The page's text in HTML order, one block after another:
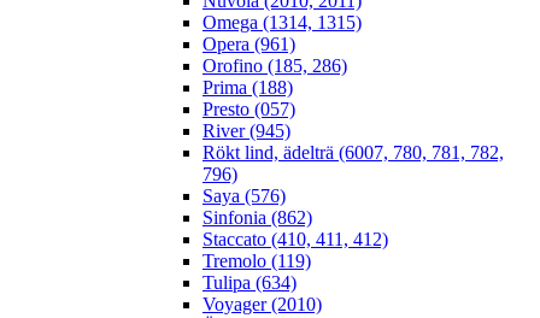
Omega (1314, 1315)
Opera (961)
Orofino (185, 286)
Prima (188)
Presto (057)
River (945)
Rökt lind, ädelträ (6007, 780, 781, 782,
796)
Saya (576)
Sinfonia (862)
Staccato (410, 411, 412)
Tremolo (119)
Tulipa (634)
Voyager (2010)